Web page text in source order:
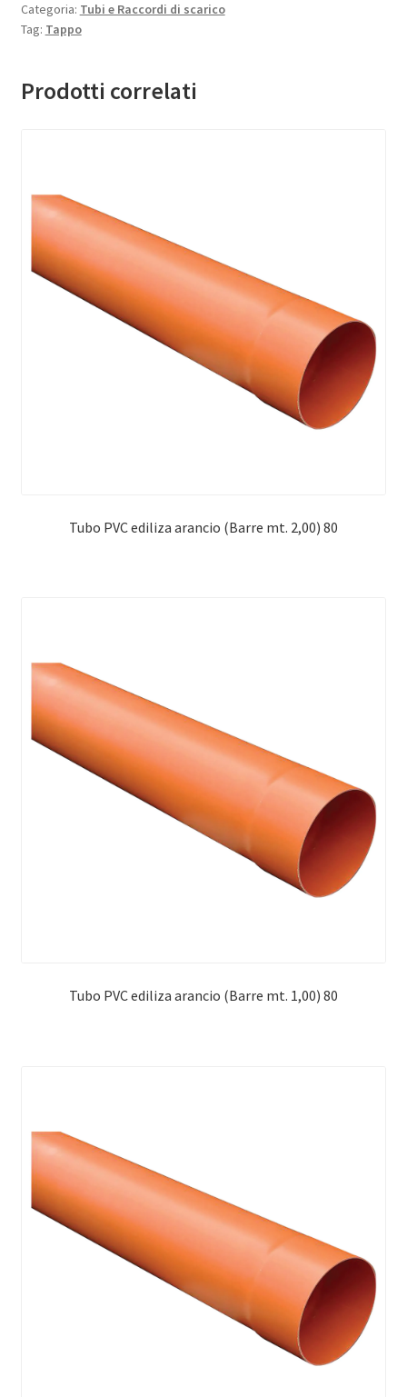
Categoria: Tubi e Raccordi di scarico
Tag: Tappo
Prodotti correlati
Tubo PVC ediliza arancio (Barre mt. 2,00) 80
Tubo PVC ediliza arancio (Barre mt. 1,00) 80